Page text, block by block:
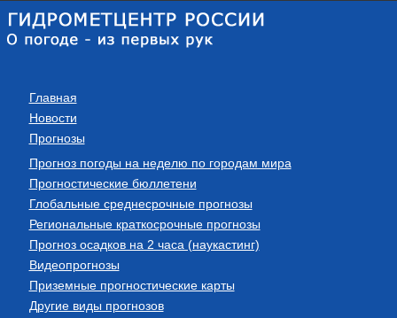
Главная
Новости
Прогнозы
Прогноз погоды на неделю по городам мира
Прогностические бюллетени
Глобальные среднесрочные прогнозы
Региональные краткосрочные прогнозы
Прогноз осадков на 2 часа (наукастинг)
Видеопрогнозы
Приземные прогностические карты
Другие виды прогнозов